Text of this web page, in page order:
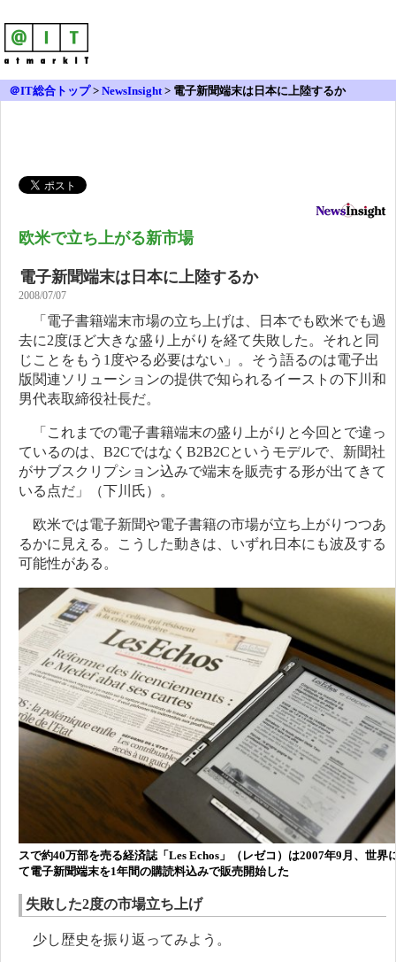
＠IT総合トップ> NewsInsight> 電子新聞端末は日本に上陸するか
欧米で立ち上がる新市場
電子新聞端末は日本に上陸するか
2008/07/07
「電子書籍端末市場の立ち上げは、日本でも欧米でも過
去に2度ほど大きな盛り上がりを経て失敗した。それと同
じことをもう1度やる必要はない」。そう語るのは電子出
版関連ソリューションの提供で知られるイーストの下川和
男代表取締役社長だ。
「これまでの電子書籍端末の盛り上がりと今回とで違っ
ているのは、B2CではなくB2B2Cというモデルで、新聞社
がサブスクリプション込みで端末を販売する形が出てきて
いる点だ」（下川氏）。
欧米では電子新聞や電子書籍の市場が立ち上がりつつあ
るかに見える。こうした動きは、いずれ日本にも波及する
可能性がある。
スで約40万部を売る経済誌「Les Echos」（レゼコ）は2007年9月、世界
て電子新聞端末を1年間の購読料込みで販売開始した
失敗した2度の市場立ち上げ
少し歴史を振り返ってみよう。